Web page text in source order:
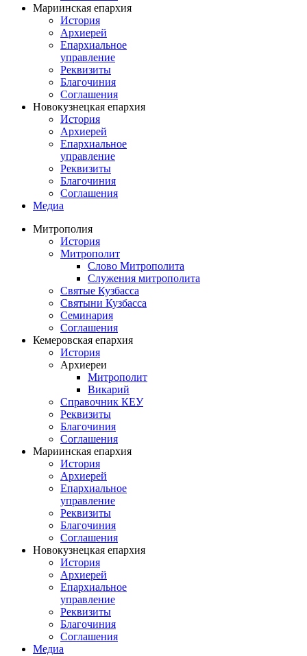
Мариинская епархия
История
Архиерей
Епархиальное
управление
Реквизиты
Благочиния
Соглашения
Новокузнецкая епархия
История
Архиерей
Епархиальное
управление
Реквизиты
Благочиния
Соглашения
Медиа
Митрополия
История
Митрополит
Слово Митрополита
Служения митрополита
Святые Кузбасса
Святыни Кузбасса
Семинария
Соглашения
Кемеровская епархия
История
Архиереи
Митрополит
Викарий
Справочник КЕУ
Реквизиты
Благочиния
Соглашения
Мариинская епархия
История
Архиерей
Епархиальное
управление
Реквизиты
Благочиния
Соглашения
Новокузнецкая епархия
История
Архиерей
Епархиальное
управление
Реквизиты
Благочиния
Соглашения
Медиа